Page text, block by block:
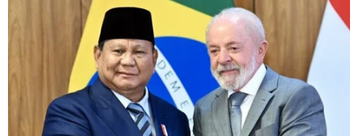
Giấy phép số: 1374/GP-BTTTT do Bộ Thông tin và Truyền thông
cấp ngày 11/9/2008.
Quảng cáo: Phó TBT Nguyễn Thị Tám: 093.5958688, Email:
tamvna@gmail.com
Điện thoại: (024) 39411349 - (024) 39411348, Fax: (024)